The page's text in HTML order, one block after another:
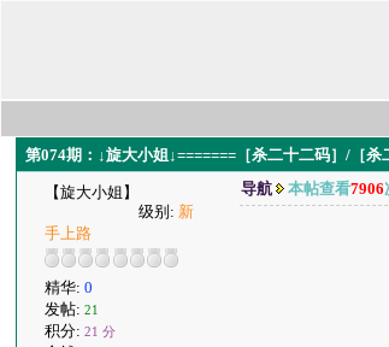
第074期：↓旋大小姐↓=======［杀二十二码］/［
【旋大小姐】
级别: 新
手上路
精华:0
发帖:21
积分:21 分
导航 本帖查看7906